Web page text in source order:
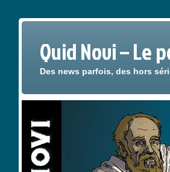
Quid Novi – Le
Des news parfois, des hors